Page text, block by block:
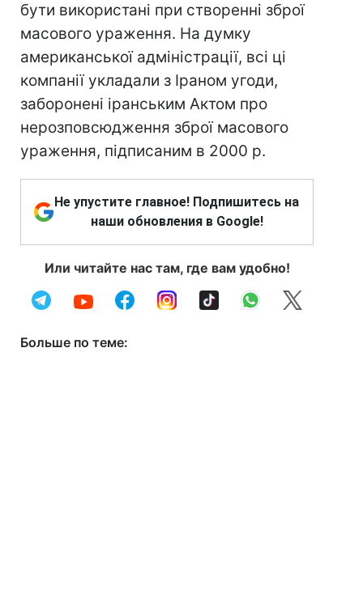
бути використані при створенні зброї
масового ураження. На думку
американської адміністрації, всі ці
компанії укладали з Іраном угоди,
заборонені іранським Актом про
нерозповсюдження зброї масового
ураження, підписаним в 2000 р.
Не упустите главное! Подпишитесь на
наши обновления в Google!
Или читайте нас там, где вам удобно!
Больше по теме: